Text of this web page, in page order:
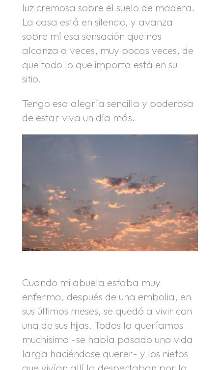
luz cremosa sobre el suelo de madera.
La casa está en silencio, y avanza
sobre mí esa sensación que nos
alcanza a veces, muy pocas veces, de
que todo lo que importa está en su
sitio.
Tengo esa alegría sencilla y poderosa
de estar viva un día más.
Cuando mi abuela estaba muy
enferma, después de una embolia, en
sus últimos meses, se quedó a vivir con
una de sus hijas. Todos la queríamos
muchísimo -se había pasado una vida
larga haciéndose querer- y los nietos